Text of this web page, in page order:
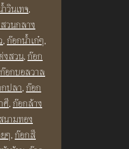
วินเทจ,
วนกลาง
,ก๊อกน้ำเก๋ๆ,
งสวน,ก๊อก
ก๊อกบอลวาล
ปลา,ก๊อก
ศี,ก๊อกล้าง
ามทอง
ๆ,ก๊อกสี